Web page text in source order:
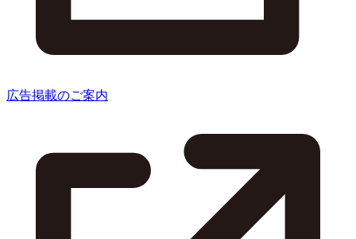
広告掲載のご案内